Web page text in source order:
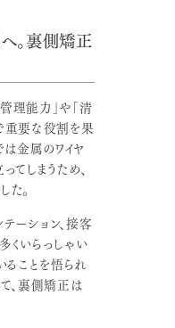
。裏側矯正
理能力」や「清
重要な役割を果
は金属のワイヤ
てしまうため、
た。
ーション、接客
くいらっしゃい
ることを悟られ
、裏側矯正は